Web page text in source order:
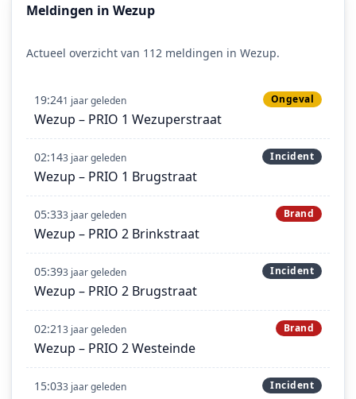
Meldingen in Wezup
Actueel overzicht van 112 meldingen in Wezup.
19:241 jaar geleden Ongeval
Wezup – PRIO 1 Wezuperstraat
02:143 jaar geleden Incident
Wezup – PRIO 1 Brugstraat
05:333 jaar geleden Brand
Wezup – PRIO 2 Brinkstraat
05:393 jaar geleden Incident
Wezup – PRIO 2 Brugstraat
02:213 jaar geleden Brand
Wezup – PRIO 2 Westeinde
15:033 jaar geleden Incident